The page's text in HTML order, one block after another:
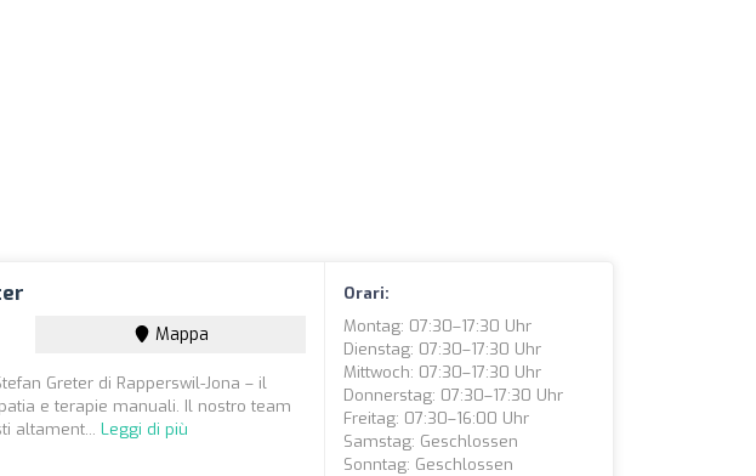
Mappa
Greter di Rapperswil-Jona – il
e terapie manuali. Il nostro team
altament...Leggi di più
Orari:
Montag: 07:30–17:30 Uhr
Dienstag: 07:30–17:30 Uhr
Mittwoch: 07:30–17:30 Uhr
Donnerstag: 07:30–17:30 Uhr
Freitag: 07:30–16:00 Uhr
Samstag: Geschlossen
Sonntag: Geschlossen